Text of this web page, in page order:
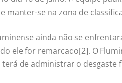
manter-se na zona de
ainda não se
ele for remarcado[2]. O
terá de administrar o